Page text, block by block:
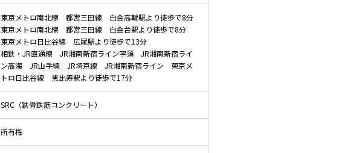
東京メトロ南北線 都営三田線 白金高輪駅より徒歩で8分
東京メトロ南北線 都営三田線 白金台駅より徒歩で8分
東京メトロ日比谷線 広尾駅より徒歩で13分
相鉄・JR直通線 JR湘南新宿ライン宇須 JR湘南新宿ライ
ン高海 JR山手線 JR埼京線 JR湘南新宿ライン 東京メ
トロ日比谷線 恵比寿駅より徒歩で17分
SRC（鉄骨鉄筋コンクリート）
所有権